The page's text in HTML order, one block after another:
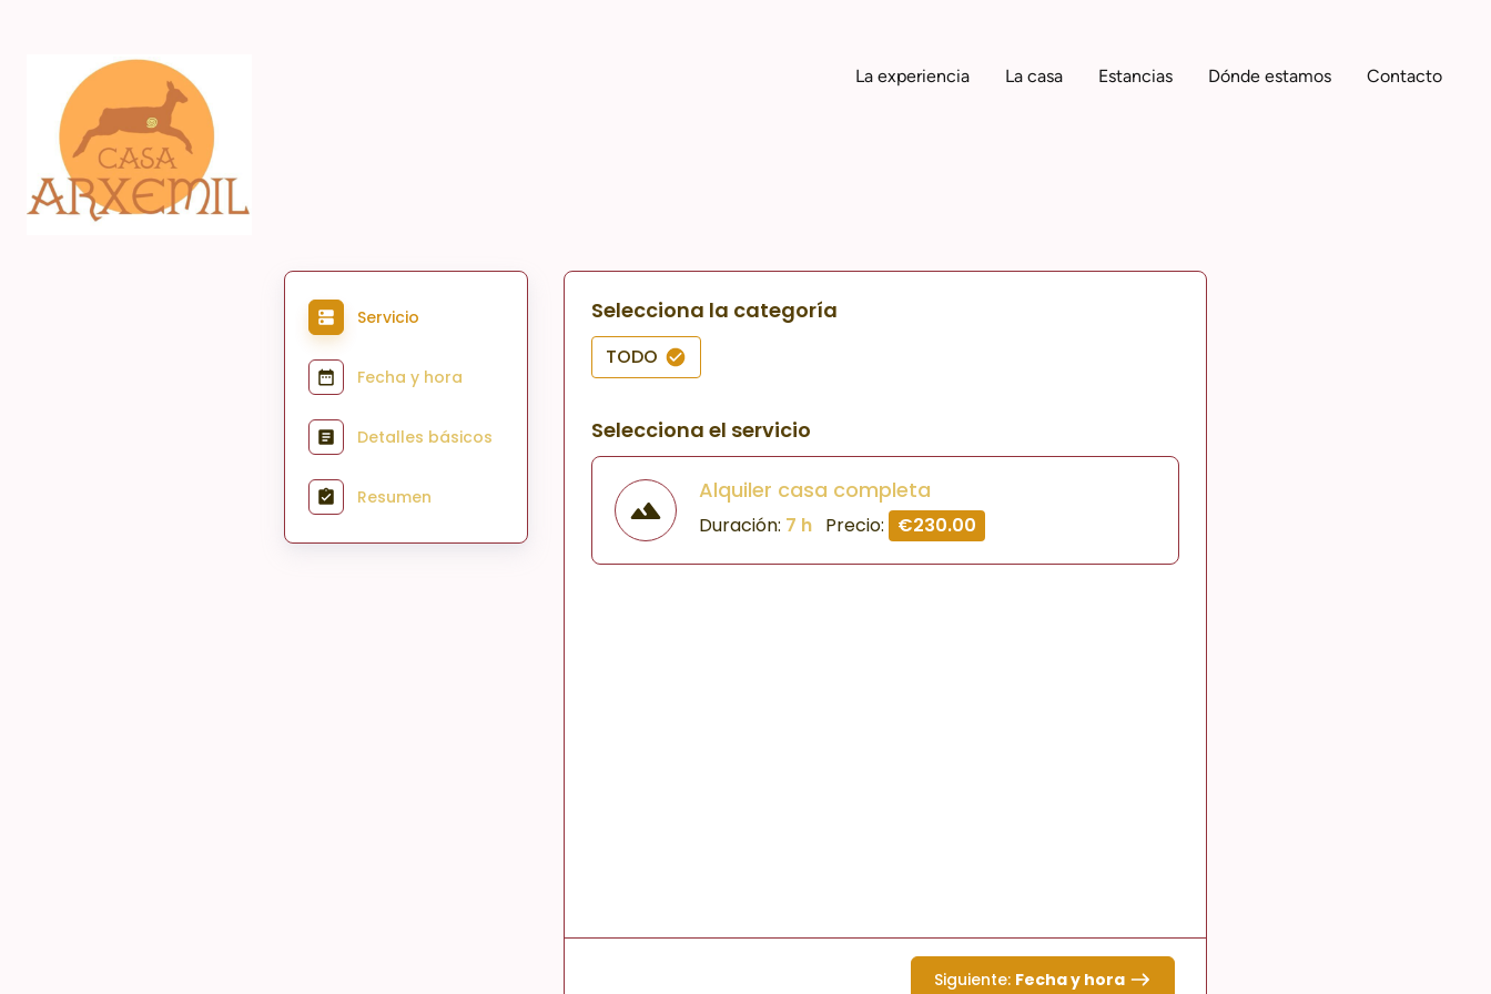
La experiencia La casa Estancias Dónde estamos Contacto
Servicio
Fecha y hora
Detalles básicos
Resumen
Selecciona la categoría
TODO
Selecciona el servicio
Alquiler casa completa
Duración: 7 h Precio: €230.00
Siguiente: Fecha y hora